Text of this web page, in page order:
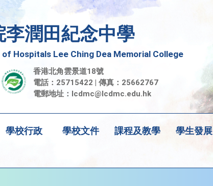
李潤田紀念中學
of Hospitals Lee Ching Dea Memorial College
香港北角雲景道18號
電話：25715422 | 傳真：25662767
電郵地址： lcdmc@lcdmc.edu.hk
學校行政 學校文件 課程及教學 學生發展